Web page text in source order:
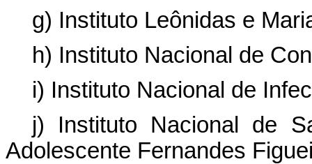
g) Instituto Leônidas e
h) Instituto Nacional de
i) Instituto Nacional de
j) Instituto Nacional de
Adolescente Fernandes